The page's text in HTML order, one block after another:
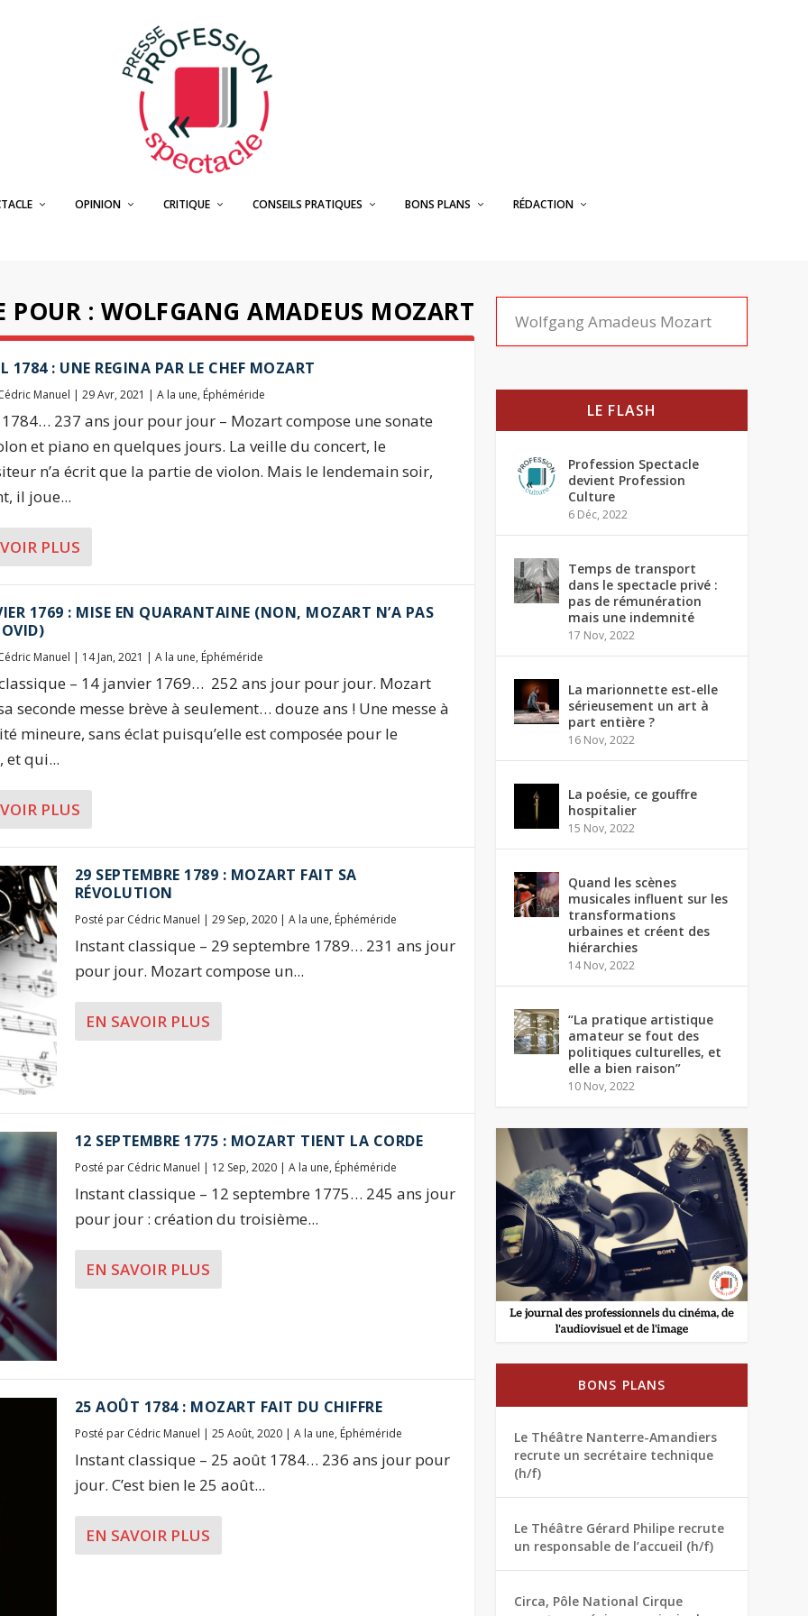
OPINION CRITIQUE CONSEILS PRATIQUES BONS PLANS RÉDACTION
POUR : WOLFGANG AMADEUS MOZART
1784 : UNE REGINA PAR LE CHEF MOZART
Manuel |29 Avr, 2021 |A la une, Éphéméride
237 ans jour pour jour – Mozart compose une sonate
et piano en quelques jours. La veille du concert, le
n’a écrit que la partie de violon. Mais le lendemain soir,
il joue...
PLUS
1769 : MISE EN QUARANTAINE (NON, MOZART N’A PAS
Manuel | 14 Jan, 2021 |A la une, Éphéméride
– 14 janvier 1769… 252 ans jour pour jour. Mozart
seconde messe brève à seulement… douze ans ! Une messe à
mineure, sans éclat puisqu’elle est composée pour le
et qui...
PLUS
29 SEPTEMBRE 1789 : MOZART FAIT SA
RÉVOLUTION
Posté par Cédric Manuel | 29 Sep, 2020| A la une, Éphéméride
Instant classique – 29 septembre 1789… 231 ans jour
pour jour. Mozart compose un...
EN SAVOIR PLUS
12 SEPTEMBRE 1775 : MOZART TIENT LA CORDE
Posté par Cédric Manuel | 12 Sep, 2020| A la une, Éphéméride
Instant classique – 12 septembre 1775… 245 ans jour
pour jour : création du troisième...
EN SAVOIR PLUS
25 AOÛT 1784 : MOZART FAIT DU CHIFFRE
Posté par Cédric Manuel | 25 Août, 2020| A la une, Éphéméride
Instant classique – 25 août 1784… 236 ans jour pour
jour. C’est bien le 25 août...
EN SAVOIR PLUS
LE FLASH
Profession Spectacle
devient Profession
Culture
6 Déc, 2022
Temps de transport
dans le spectacle privé :
pas de rémunération
mais une indemnité
17 Nov, 2022
La marionnette est-elle
sérieusement un art à
part entière ?
16 Nov, 2022
La poésie, ce gouffre
hospitalier
15 Nov, 2022
Quand les scènes
musicales influent sur les
transformations
urbaines et créent des
hiérarchies
14 Nov, 2022
“La pratique artistique
amateur se fout des
politiques culturelles, et
elle a bien raison”
10 Nov, 2022
BONS PLANS
Le Théâtre Nanterre-Amandiers
recrute un secrétaire technique
(h/f)
Le Théâtre Gérard Philipe recrute
un responsable de l’accueil (h/f)
Circa, Pôle National Cirque